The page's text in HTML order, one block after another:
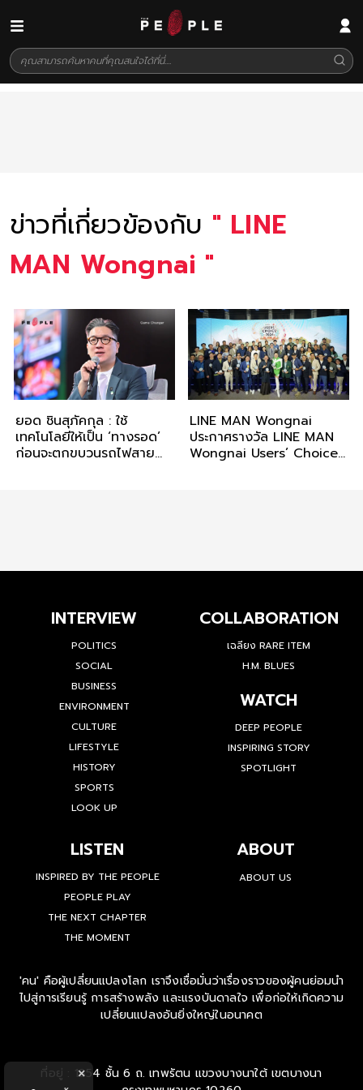
ข่าวที่เกี่ยวข้องกับ " LINE
MAN Wongnai "
ยอด ชินสุภัคกุล : ใช้
เทคโนโลยีให้เป็น ‘ทางรอด’
ก่อนจะตกขบวนรถไฟสาย
LINE MAN Wongnai
ประกาศรางวัล LINE MAN
Wongnai Users’ Choice
INTERVIEW
POLITICS
SOCIAL
BUSINESS
ENVIRONMENT
CULTURE
LIFESTYLE
HISTORY
SPORTS
LOOK UP
COLLABORATION
เฉลียง RARE ITEM
H.M. BLUES
WATCH
DEEP PEOPLE
INSPIRING STORY
SPOTLIGHT
LISTEN
INSPIRED BY THE PEOPLE
PEOPLE PLAY
THE NEXT CHAPTER
THE MOMENT
ABOUT
ABOUT US
'คน' คือผู้เปลี่ยนแปลงโลก เราจึงเชื่อมั่นว่าเรื่องราวของผู้คนย่อมนำ
ไปสู่การเรียนรู้ การสร้างพลัง และแรงบันดาลใจ เพื่อก่อให้เกิดความ
เปลี่ยนแปลงอันยิ่งใหญ่ในอนาคต
ที่อยู่ : 1854 ชั้น 6 ถ. เทพรัตน แขวงบางนาใต้ เขตบางนา
×